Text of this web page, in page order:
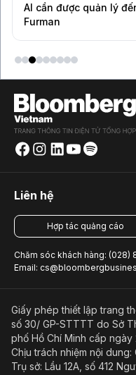
AI cần được quản lý
Furman
Liên hệ
Hợp tác quảng cáo
Chăm sóc khách hàng: (028)
Email:
Giấy phép thiết lập trang
số 30/ GP-STTTT do Sở
phố Hồ Chí Minh cấp ngày
Chịu trách nhiệm nội dung:
Trụ sở: Lầu 12A, số 412